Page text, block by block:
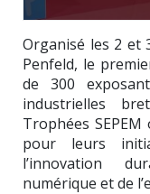
Organisé les 2 et
Penfeld, le
de 300
industrielles
Trophées
pour leurs
l’innovation
numérique et de